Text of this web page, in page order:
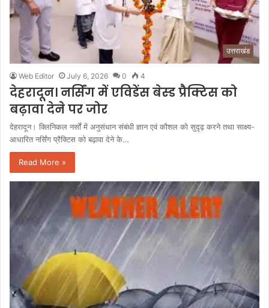
उत्तराखंड
Web Editor July 6, 2026 0 4
देहरादून। नर्सिंग में एविडेंस बेस्ड प्रैक्टिस को
बढ़ावा देने पर जोर
देहरादून। क्लिनिकल नर्सों में अनुसंधान संबंधी ज्ञान एवं कौशल को सुदृढ़ करने तथा साक्ष्य-
आधारित नर्सिंग प्रैक्टिस को बढ़ावा देने के…
Read More »